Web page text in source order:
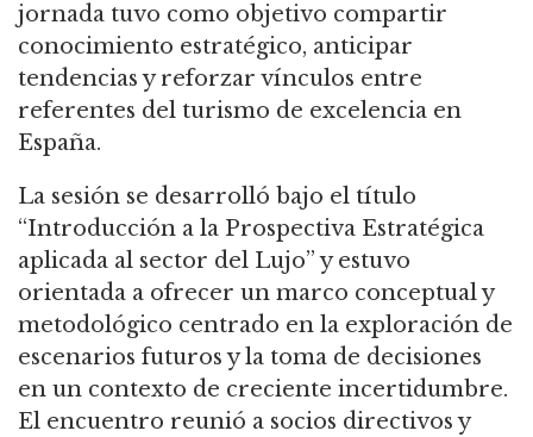
jornada tuvo como objetivo compartir
conocimiento estratégico, anticipar
tendencias y reforzar vínculos entre
referentes del turismo de excelencia en
España.
La sesión se desarrolló bajo el título
“Introducción a la Prospectiva Estratégica
aplicada al sector del Lujo” y estuvo
orientada a ofrecer un marco conceptual y
metodológico centrado en la exploración de
escenarios futuros y la toma de decisiones
en un contexto de creciente incertidumbre.
El encuentro reunió a socios directivos y